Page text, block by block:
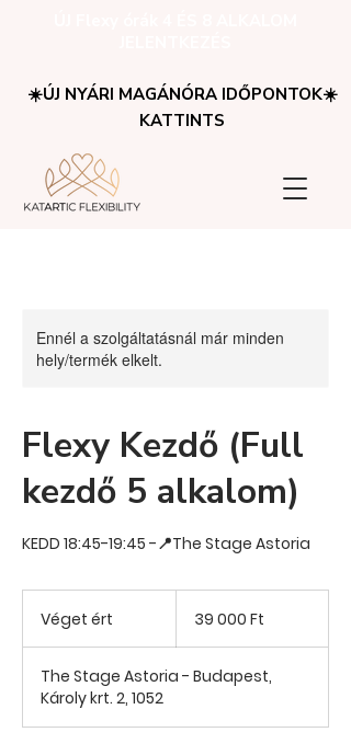
☀️ÚJ NYÁRI MAGÁNÓRA IDŐPONTOK☀️
KATTINTS
Ennél a szolgáltatásnál már minden
hely/termék elkelt.
Flexy Kezdő (Full
kezdő 5 alkalom)
KEDD 18:45-19:45 -📍The Stage Astoria
Véget ért
é
e
t
é
forint39 000 Ft
The Stage Astoria - Budapest,
Károly krt. 2, 1052